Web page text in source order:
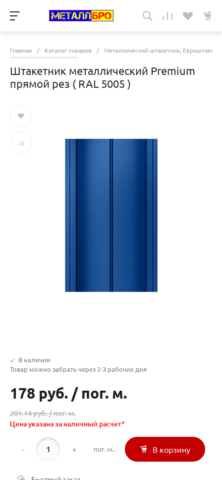
Главная / Каталог товаров / Металлический штакетник,
Штакетник металлический Premium
прямой рез ( RAL 5005 )
В наличии
Товар можно забрать через 2-3 рабочих дня
178 руб. / пог. м.
201.14 руб. /пог. м.
Цена указана за наличный расчет*
- + пог. м.. В корзину